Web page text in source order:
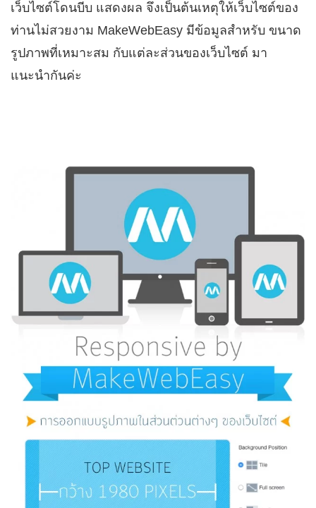
เว็บไซต์โดนบีบ แสดงผล จึงเป็นต้นเหตุให้เว็บไซต์ของ
ท่านไม่สวยงาม MakeWebEasy มีข้อมูลสำหรับ ขนาด
รูปภาพที่เหมาะสม กับแต่ละส่วนของเว็บไซต์ มา
แนะนำกันค่ะ